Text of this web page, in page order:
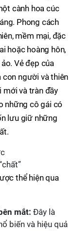
cành hoa cúc
Phong cách
mềm mại, đặc
hoặc hoàng hôn,
Vẻ đẹp của
người và thiên
mới và tràn đầy
những cô gái có
lưu giữ những
thể hiện qua
mắt: Đây là
biến và hiệu quả